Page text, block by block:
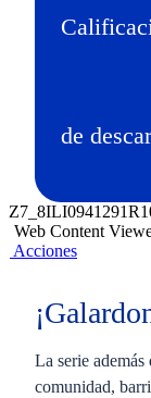
de
Web Content
Acciones
La serie además
comunidad,